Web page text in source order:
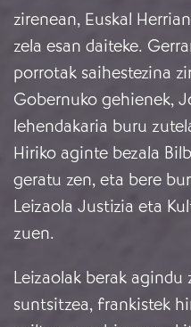
zirenean, Euskal
zela esan daiteke.
porrotak saihestezina
Gobernuko gehienek,
lehendakaria buru
Hiriko aginte bezala
geratu zen, eta bere
Leizaola Justizia eta
zuen.
Leizaolak berak
suntsitzea, frankistek